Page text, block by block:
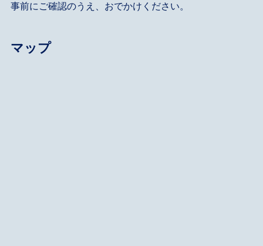
事前にご確認のうえ、おでかけください。
マップ